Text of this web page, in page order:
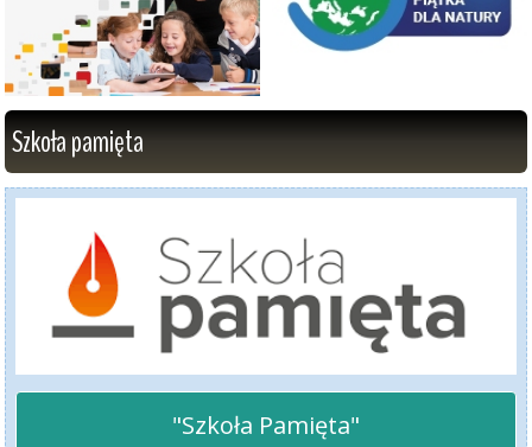
Szkoła pamięta
"Szkoła Pamięta"